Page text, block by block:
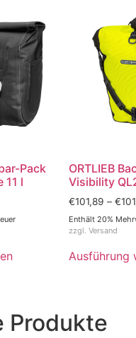
Pack
11 l
ORTLIEB
Visibility
€101,89 – €
Enthält 20%
zzgl. Versand
Ausführung
Produkte